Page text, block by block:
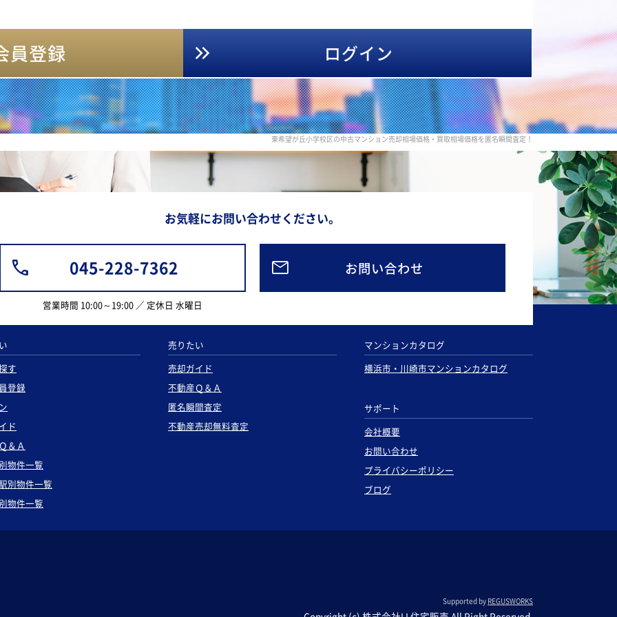
員登録 ログイン
東希望が丘小学校区の中古マンション売却相場価格・買取相場価格を匿名瞬間査定！
お気軽にお問い合わせください。
045-228-7362
営業時間 10:00～19:00 ／ 定休日 水曜日
お問い合わせ
す
登録
ド
＆Ａ
物件一覧
別物件一覧
物件一覧
売りたい
売却ガイド
不動産Ｑ＆Ａ
匿名瞬間査定
不動産売却無料査定
マンションカタログ
横浜市・川崎市マンションカタログ
サポート
会社概要
お問い合わせ
プライバシーポリシー
ブログ
Supported by REGUSWORKS